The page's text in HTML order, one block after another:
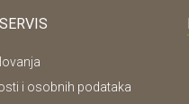
i osobnih podataka